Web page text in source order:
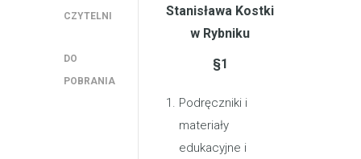
CZYTELNI
DO
POBRANIA
Stanisława Kostki
w Rybniku
§1
Podręczniki i
materiały
edukacyjne i